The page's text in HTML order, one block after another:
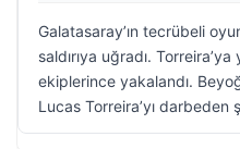
Galatasaray’ın tecrübeli
saldırıya uğradı.
ekiplerince yakalandı.
Lucas Torreira’yı darbeden